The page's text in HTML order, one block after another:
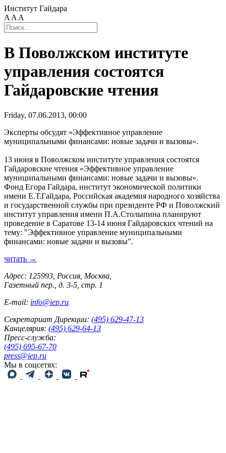
Институт Гайдара
A A A
В Поволжском институте
управления состоятся
Гайдаровские чтения
Friday, 07.06.2013, 00:00
Эксперты обсудят «Эффективное управление
муниципальными финансами: новые задачи и вызовы».
13 июня в Поволжском институте управления состоятся
Гайдаровские чтения «Эффективное управление
муниципальными финансами: новые задачи и вызовы».
Фонд Егора Гайдара, институт экономической политики
имени Е.Т.Гайдара, Российская академия народного хозяйства
и государственной службы при президенте РФ и Поволжский
институт управления имени П.А.Столыпина планируют
проведение в Саратове 13-14 июня Гайдаровских чтений на
тему: "Эффективное управление муниципальными
финансами: новые задачи и вызовы".
читать →
Адрес: 125993, Россия, Москва,
Газетный пер., д. 3-5, стр. 1
E-mail: info@iep.ru
Секретариат Дирекции: (495) 629-47-13
Канцелярия: (495) 629-64-13
Пресс-служба:
(495) 695-67-70
press@iep.ru
Мы в соцсетях: